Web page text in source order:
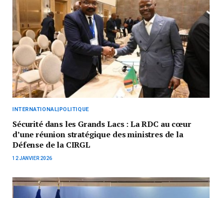
INTERNATIONAL|POLITIQUE
Sécurité dans les Grands Lacs : La RDC au cœur
d’une réunion stratégique des ministres de la
Défense de la CIRGL
12 JANVIER 2026